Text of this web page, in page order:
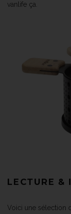
vanlife ça.
LECTURE &
Voici une sélection